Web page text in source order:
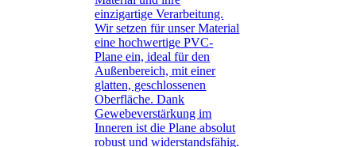
einzigartige Verarbeitung.
Wir setzen für unser Material
eine hochwertige PVC-
Plane ein, ideal für den
Außenbereich, mit einer
glatten, geschlossenen
Oberfläche. Dank
Gewebeverstärkung im
Inneren ist die Plane absolut
robust und widerstandsfähig.